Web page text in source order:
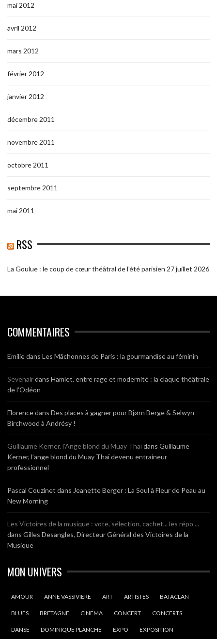
mai 2012
avril 2012
mars 2012
février 2012
janvier 2012
décembre 2011
novembre 2011
octobre 2011
septembre 2011
mai 2011
RSS
La Goulue : le coup de cœur théâtral de l’été parisien 27 juillet 2026
COMMENTAIRES
Emiliedans Les Mâchonnes de Paris : la gourmandise au féminin
Sevenairdans Hamlet, entre rage et modernité : la claque théâtrale
de l’Odéon
Florencedans Des places à gagner pour Bjørn Berge & Selwyn
Birchwood à Andrésy !
Guillaume Kerner, l’Ange blond du Muay Thaïdans Guillaume
Kerner, l’ange blond du Muay Thaï devenu entraineur
professionnel
Pascal Couzinet dans Jeanette Berger : La Soul à Fleur de Peau au
New Morning
Les Victoires de la musique : vote, sélection, cachet... les répo ...
dans Gilles Desangles, Directeur Général des Victoires de la
Musique
MON UNIVERS
AMOUR ANNE VASSIVIERE ART ARTISTES BATACLAN
BLUES BRETAGNE CINEMA CONCERT CONCERTS
DANSE DOMINIQUE PLANCHE EXPO EXPOSITION